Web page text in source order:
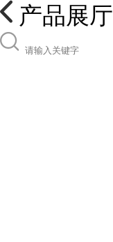
产品展厅